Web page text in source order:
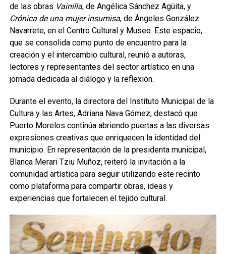
de las obras Vainilla, de Angélica Sánchez Agüita, y
Crónica de una mujer insumisa, de Ángeles González
Navarrete, en el Centro Cultural y Museo. Este espacio,
que se consolida como punto de encuentro para la
creación y el intercambio cultural, reunió a autoras,
lectores y representantes del sector artístico en una
jornada dedicada al diálogo y la reflexión.
Durante el evento, la directora del Instituto Municipal de la
Cultura y las Artes, Adriana Nava Gómez, destacó que
Puerto Morelos continúa abriendo puertas a las diversas
expresiones creativas que enriquecen la identidad del
municipio. En representación de la presidenta municipal,
Blanca Merari Tziu Muñoz, reiteró la invitación a la
comunidad artística para seguir utilizando este recinto
como plataforma para compartir obras, ideas y
experiencias que fortalecen el tejido cultural.